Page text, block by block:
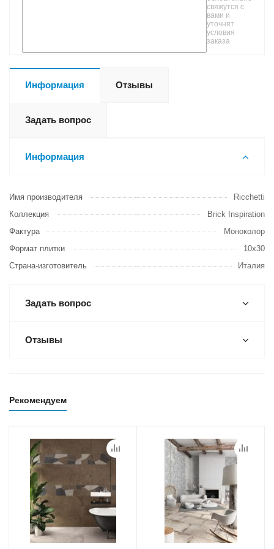
свяжутся с
вами и
уточнят
условия
заказа
Информация Отзывы
Задать вопрос
Информация
Имя производителя
Ricchetti
Коллекция
Brick Inspiration
Фактура
Моноколор
Формат плитки
10x30
Страна-изготовитель
Италия
Задать вопрос
Отзывы
Рекомендуем